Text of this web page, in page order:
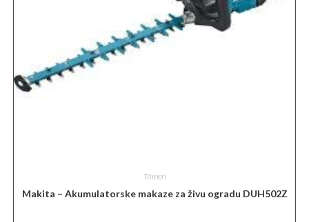
Trimeri
Makita – Akumulatorske makaze za živu ogradu DUH502Z